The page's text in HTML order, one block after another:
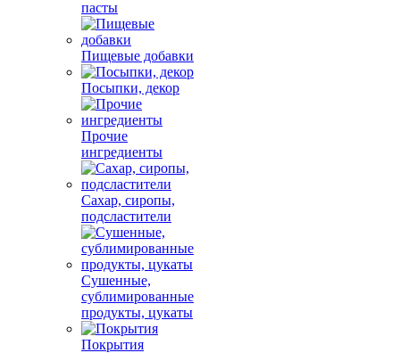
пасты
Пищевые добавки
Посыпки, декор
Прочие
ингредиенты
Сахар, сиропы,
подсластители
Сушенные,
сублимированные
продукты, цукаты
Покрытия